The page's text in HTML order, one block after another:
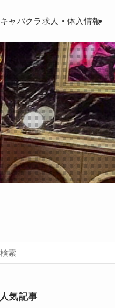
キャバクラ求人・体入情報
人気記事